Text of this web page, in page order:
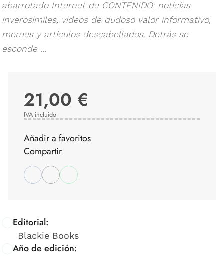
abarrotado Internet de CONTENIDO: noticias
inverosímiles, vídeos de dudoso valor informativo,
memes y artículos descabellados. Detrás se
esconde ...
Editorial:
Blackie Books
Año de edición:
21,00 €
IVA incluido
Añadir a favoritos
Compartir